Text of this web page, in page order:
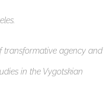
transformative agency and
in the Vygotskian